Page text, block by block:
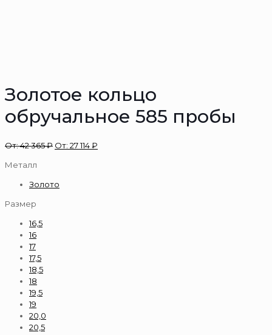
Золотое кольцо
обручальное 585 пробы
От:42 365₽ От: 27 114₽
Металл
Золото
Размер
16,5
16
17
17,5
18,5
18
19,5
19
20,0
20,5